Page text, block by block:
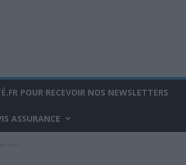
POUR RECEVOIR NOS NEWSLETTERS
ASSURANCE